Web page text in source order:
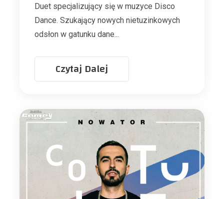
Duet specjalizujący się w muzyce Disco
Dance. Szukający nowych nietuzinkowych
odsłon w gatunku dane...
Czytaj Dalej